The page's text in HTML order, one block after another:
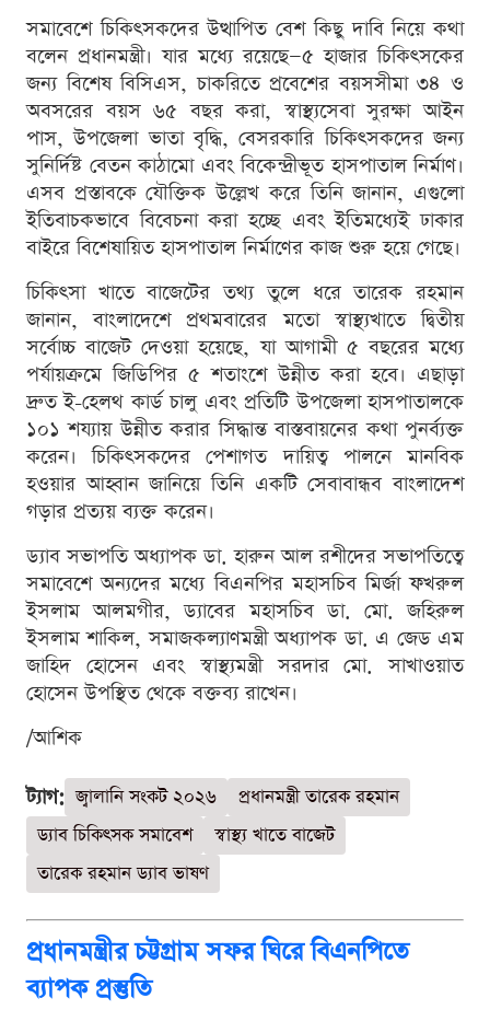
সমাবেশে চিকিৎসকদের উত্থাপিত বেশ কিছু দাবি নিয়ে কথা
বলেন প্রধানমন্ত্রী। যার মধ্যে রয়েছে—৫ হাজার চিকিৎসকের
জন্য বিশেষ বিসিএস, চাকরিতে প্রবেশের বয়সসীমা ৩৪ ও
অবসরের বয়স ৬৫ বছর করা, স্বাস্থ্যসেবা সুরক্ষা আইন
পাস, উপজেলা ভাতা বৃদ্ধি, বেসরকারি চিকিৎসকদের জন্য
সুনির্দিষ্ট বেতন কাঠামো এবং বিকেন্দ্রীভূত হাসপাতাল নির্মাণ।
এসব প্রস্তাবকে যৌক্তিক উল্লেখ করে তিনি জানান, এগুলো
ইতিবাচকভাবে বিবেচনা করা হচ্ছে এবং ইতিমধ্যেই ঢাকার
বাইরে বিশেষায়িত হাসপাতাল নির্মাণের কাজ শুরু হয়ে গেছে।
চিকিৎসা খাতে বাজেটের তথ্য তুলে ধরে তারেক রহমান
জানান, বাংলাদেশে প্রথমবারের মতো স্বাস্থ্যখাতে দ্বিতীয়
সর্বোচ্চ বাজেট দেওয়া হয়েছে, যা আগামী ৫ বছরের মধ্যে
পর্যায়ক্রমে জিডিপির ৫ শতাংশে উন্নীত করা হবে। এছাড়া
দ্রুত ই-হেলথ কার্ড চালু এবং প্রতিটি উপজেলা হাসপাতালকে
১০১ শয্যায় উন্নীত করার সিদ্ধান্ত বাস্তবায়নের কথা পুনর্ব্যক্ত
করেন। চিকিৎসকদের পেশাগত দায়িত্ব পালনে মানবিক
হওয়ার আহ্বান জানিয়ে তিনি একটি সেবাবান্ধব বাংলাদেশ
গড়ার প্রত্যয় ব্যক্ত করেন।
ড্যাব সভাপতি অধ্যাপক ডা. হারুন আল রশীদের সভাপতিত্বে
সমাবেশে অন্যদের মধ্যে বিএনপির মহাসচিব মির্জা ফখরুল
ইসলাম আলমগীর, ড্যাবের মহাসচিব ডা. মো. জহিরুল
ইসলাম শাকিল, সমাজকল্যাণমন্ত্রী অধ্যাপক ডা. এ জেড এম
জাহিদ হোসেন এবং স্বাস্থ্যমন্ত্রী সরদার মো. সাখাওয়াত
হোসেন উপস্থিত থেকে বক্তব্য রাখেন।
/আশিক
ট্যাগ: জ্বালানি সংকট ২০২৬
প্রধানমন্ত্রী তারেক রহমান
ড্যাব চিকিৎসক সমাবেশ
স্বাস্থ্য খাতে বাজেট
তারেক রহমান ড্যাব ভাষণ
প্রধানমন্ত্রীর চট্টগ্রাম সফর ঘিরে বিএনপিতে
ব্যাপক প্রস্তুতি